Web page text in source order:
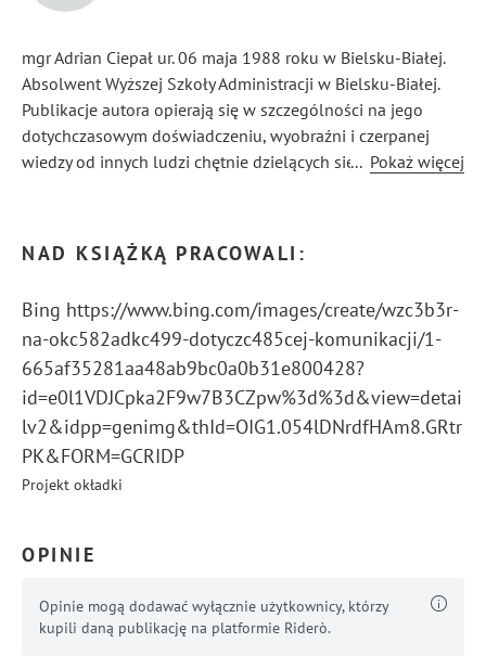
mgr Adrian Ciepał ur. 06 maja 1988 roku w Bielsku-Białej.
Absolwent Wyższej Szkoły Administracji w Bielsku-Białej.
Publikacje autora opierają się w szczególności na jego
dotychczasowym doświadczeniu, wyobraźni i czerpanej
wiedzy od innych ludzi chętnie dzielących się swoimi
... Pokaż więcej
NAD KSIĄŻKĄ PRACOWALI:
Bing https://www.bing.com/images/create/wzc3b3r-
na-okc582adkc499-dotyczc485cej-komunikacji/1-
665af35281aa48ab9bc0a0b31e800428?
id=e0l1VDJCpka2F9w7B3CZpw%3d%3d&view=detai
lv2&idpp=genimg&thId=OIG1.054lDNrdfHAm8.GRtr
PK&FORM=GCRIDP
Projekt okładki
OPINIE
Opinie mogą dodawać wyłącznie użytkownicy, którzy
kupili daną publikację na platformie Riderò.